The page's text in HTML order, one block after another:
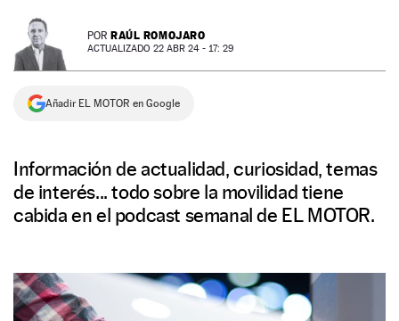
PREMIOS
SERVICIOS
POR RAÚL ROMOJARO
ACTUALIZADO 22 ABR 24 - 17: 29
Añadir EL MOTOR en Google
Información de actualidad, curiosidad, temas
de interés... todo sobre la movilidad tiene
cabida en el podcast semanal de EL MOTOR.